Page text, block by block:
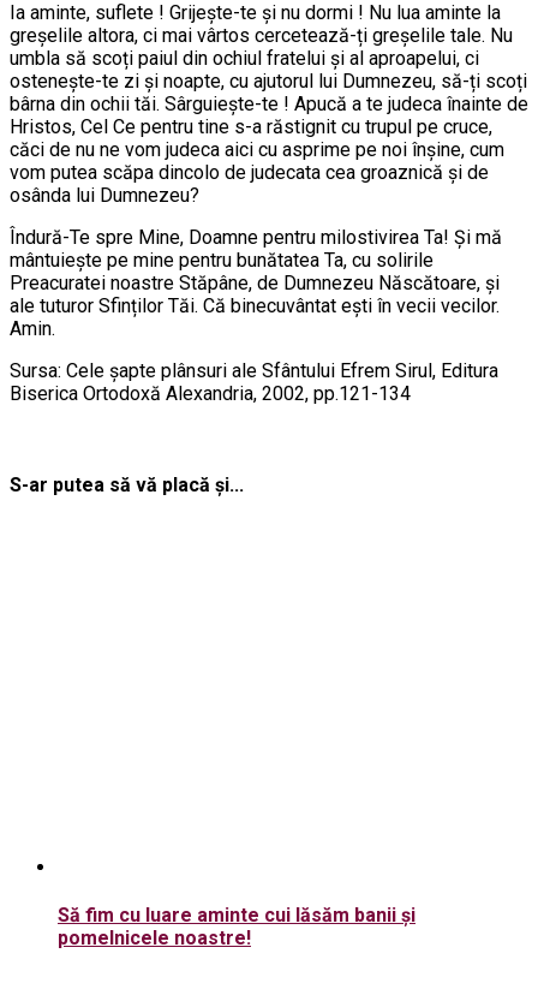
Ia aminte, suflete ! Grijește-te și nu dormi ! Nu lua aminte la
greșelile altora, ci mai vârtos cercetează-ți greșelile tale. Nu
umbla să scoți paiul din ochiul fratelui și al aproapelui, ci
ostenește-te zi și noapte, cu ajutorul lui Dumnezeu, să-ți scoți
bârna din ochii tăi. Sârguiește-te ! Apucă a te judeca înainte de
Hristos, Cel Ce pentru tine s-a răstignit cu trupul pe cruce,
căci de nu ne vom judeca aici cu asprime pe noi înșine, cum
vom putea scăpa dincolo de judecata cea groaznică și de
osânda lui Dumnezeu?
Îndură-Te spre Mine, Doamne pentru milostivirea Ta! Și mă
mântuiește pe mine pentru bunătatea Ta, cu solirile
Preacuratei noastre Stăpâne, de Dumnezeu Născătoare, și
ale tuturor Sfinților Tăi. Că binecuvântat ești în vecii vecilor.
Amin.
Sursa: Cele șapte plânsuri ale Sfântului Efrem Sirul, Editura
Biserica Ortodoxă Alexandria, 2002, pp.121-134
S-ar putea să vă placă și...
Să fim cu luare aminte cui lăsăm banii şi
pomelnicele noastre!